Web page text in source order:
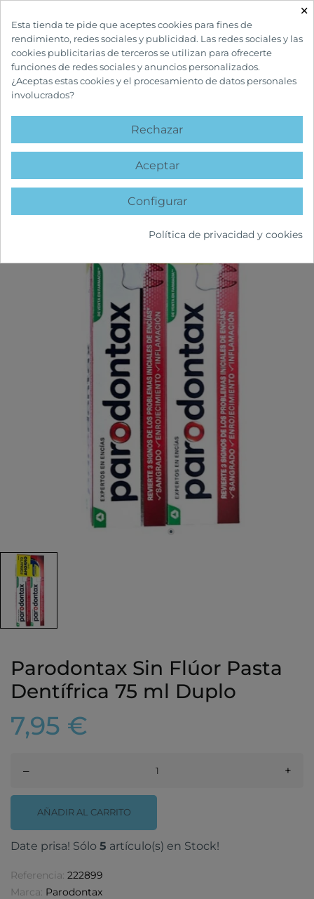
INICIO CUIDADOS BUCALES
favorite
Parodontax Sin Flúor Pasta
Dentífrica 75 ml Duplo
7,95 €
– +
AÑADIR AL CARRITO
Date prisa! Sólo 5 artículo(s) en Stock!
Referencia: 222899
Marca: Parodontax
×
Esta tienda te pide que aceptes cookies para fines de
rendimiento, redes sociales y publicidad. Las redes sociales y las
cookies publicitarias de terceros se utilizan para ofrecerte
funciones de redes sociales y anuncios personalizados.
¿Aceptas estas cookies y el procesamiento de datos personales
involucrados?
Rechazar
Aceptar
Configurar
Política de privacidad y cookies